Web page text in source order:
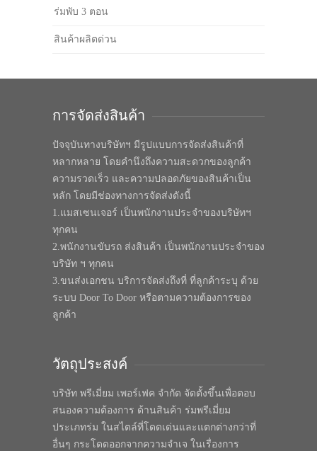
ร่มพับ 3 ตอน
สินค้าผลิตด่วน
การจัดส่งสินค้า
ปัจจุบันทางบริษัทฯ มีรูปแบบการจัดส่งสินค้าที่
หลากหลาย โดยคำนึงถึงความสะดวกของลูกค้า
ความรวดเร็ว และความปลอดภัยของสินค้าเป็น
หลัก โดยมีช่องทางการจัดส่งดังนี้
1.แมสเซนเจอร์ เป็นพนักงานประจำของบริษัทฯ
ทุกคน
2.พนักงานขับรถ ส่งสินค้า เป็นพนักงานประจำของ
บริษัท ฯ ทุกคน
3.ขนส่งเอกชน บริการจัดส่งถึงที่ ที่ลูกค้าระบุ ด้วย
ระบบ Door To Door หรือตามความต้องการของ
ลูกค้า
วัตถุประสงค์
บริษัท พรีเมี่ยม เพอร์เฟค จำกัด จัดตั้งขึ้นเพื่อตอบ
สนองความต้องการ ด้านสินค้า ร่มพรีเมี่ยม
ประเภทร่ม ในสไตล์ที่โดดเด่นและแตกต่างกว่าที่
อื่นๆ กระโดดออกจากความจำเจ ในเรื่องการ